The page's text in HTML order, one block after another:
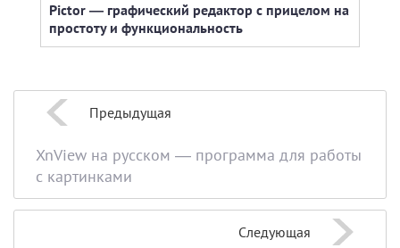
Pictor — графический редактор с прицелом на
простоту и функциональность
Предыдущая
XnView на русском — программа для работы
с картинками
Следующая